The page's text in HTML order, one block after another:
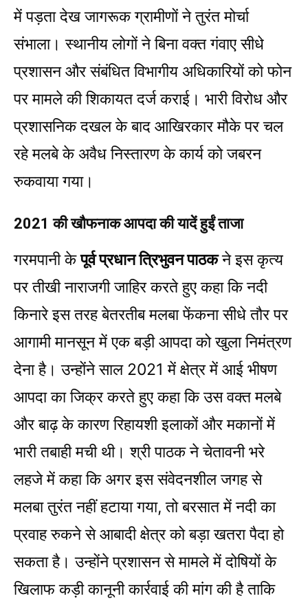
में पड़ता देख जागरूक ग्रामीणों ने तुरंत मोर्चा
संभाला। स्थानीय लोगों ने बिना वक्त गंवाए सीधे
प्रशासन और संबंधित विभागीय अधिकारियों को फोन
पर मामले की शिकायत दर्ज कराई। भारी विरोध और
प्रशासनिक दखल के बाद आखिरकार मौके पर चल
रहे मलबे के अवैध निस्तारण के कार्य को जबरन
रुकवाया गया।
2021 की खौफनाक आपदा की यादें हुईं ताजा
गरमपानी केपूर्व प्रधान त्रिभुवन पाठकने इस कृत्य
पर तीखी नाराजगी जाहिर करते हुए कहा कि नदी
किनारे इस तरह बेतरतीब मलबा फेंकना सीधे तौर पर
आगामी मानसून में एक बड़ी आपदा को खुला निमंत्रण
देना है। उन्होंने साल 2021 में क्षेत्र में आई भीषण
आपदा का जिक्र करते हुए कहा कि उस वक्त मलबे
और बाढ़ के कारण रिहायशी इलाकों और मकानों में
भारी तबाही मची थी। श्री पाठक ने चेतावनी भरे
लहजे में कहा कि अगर इस संवेदनशील जगह से
मलबा तुरंत नहीं हटाया गया, तो बरसात में नदी का
प्रवाह रुकने से आबादी क्षेत्र को बड़ा खतरा पैदा हो
सकता है। उन्होंने प्रशासन से मामले में दोषियों के
खिलाफ कड़ी कानूनी कार्रवाई की मांग की है ताकि